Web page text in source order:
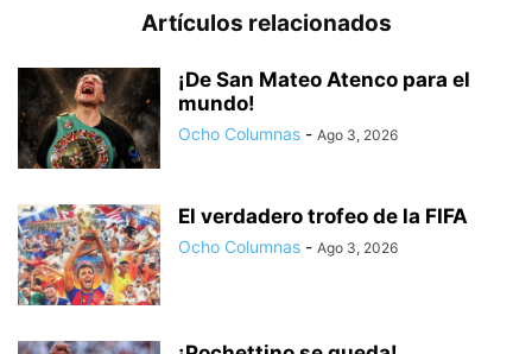
Artículos relacionados
¡De San Mateo Atenco para el
mundo!
Ocho Columnas - Ago 3, 2026
El verdadero trofeo de la FIFA
Ocho Columnas - Ago 3, 2026